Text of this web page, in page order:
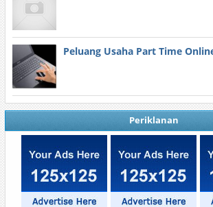
Peluang Usaha Part Time
Periklanan